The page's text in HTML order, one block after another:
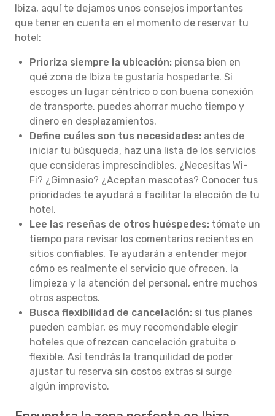
Ibiza, aquí te dejamos unos consejos importantes
que tener en cuenta en el momento de reservar tu
hotel:
Prioriza siempre la ubicación: piensa bien en
qué zona de Ibiza te gustaría hospedarte. Si
escoges un lugar céntrico o con buena conexión
de transporte, puedes ahorrar mucho tiempo y
dinero en desplazamientos.
Define cuáles son tus necesidades: antes de
iniciar tu búsqueda, haz una lista de los servicios
que consideras imprescindibles. ¿Necesitas Wi-
Fi? ¿Gimnasio? ¿Aceptan mascotas? Conocer tus
prioridades te ayudará a facilitar la elección de tu
hotel.
Lee las reseñas de otros huéspedes: tómate un
tiempo para revisar los comentarios recientes en
sitios confiables. Te ayudarán a entender mejor
cómo es realmente el servicio que ofrecen, la
limpieza y la atención del personal, entre muchos
otros aspectos.
Busca flexibilidad de cancelación: si tus planes
pueden cambiar, es muy recomendable elegir
hoteles que ofrezcan cancelación gratuita o
flexible. Así tendrás la tranquilidad de poder
ajustar tu reserva sin costos extras si surge
algún imprevisto.